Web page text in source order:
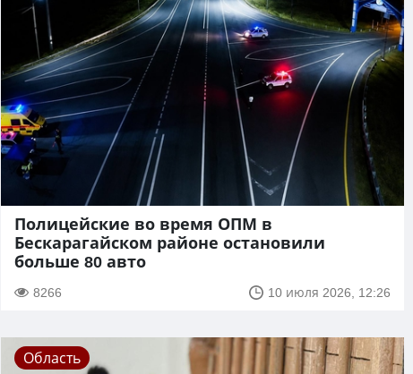
Полицейские во время ОПМ в
Бескарагайском районе остановили
больше 80 авто
8266 10 июля 2026, 12:26
Область